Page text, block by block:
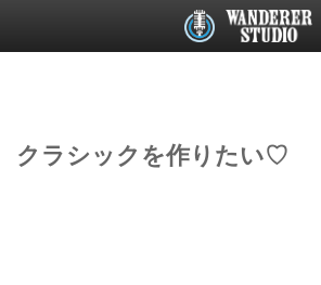
クラシックを作りたい♡